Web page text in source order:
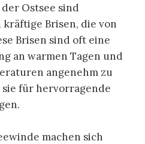
Ostsee sind
Brisen, die von
Brisen sind oft eine
an warmen Tagen und
angenehm zu
für hervorragende
machen sich